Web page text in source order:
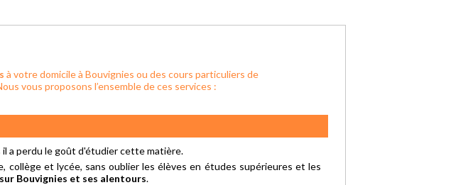
à votre domicile à Bouvignies ou des cours particuliers de
vous proposons l’ensemble de ces services :
a perdu le goût d'étudier cette matière.
et lycée, sans oublier les élèves en études supérieures et les
Bouvignies et ses alentours.